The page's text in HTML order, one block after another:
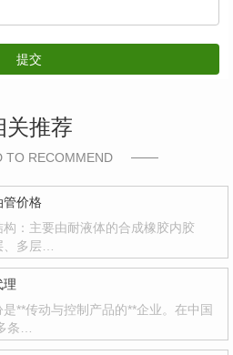
提交
关推荐
TO RECOMMEND
管价格
构：主要由耐液体的合成橡胶内胶
、多层…
理
**传动与控制产品的**企业。在中国
条…